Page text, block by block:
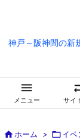
神戸～阪神間の新

メニュー サイ
ホーム > イベ